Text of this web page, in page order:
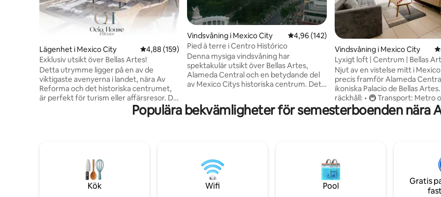
Lägenhet i Mexico City 4,88 av 5 i genomsnittligt betyg, 159 omdömen
4,88 (159)
Exklusiv utsikt över Bellas Artes!
Detta utrymme ligger på en av de
viktigaste avenyerna i landet, nära Av
Reforma och det historiska centrumet,
är perfekt för turism eller affärsresor. Du
kommer att bli fascinerad av dess
spektakulära panoramautsikt över det
fullt utrustat kök, arbetsområde,
höghastighets-wifi och varm inredning
för att få dig att känna dig som
hemma(Incheckning 16:00)
Vindsvåning i Mexico City 4,96 av 5 i genomsnittligt betyg, 142
4,96 (142)
Pied à terre i Centro Histórico
Denna mysiga vindsvåning har
spektakulär utsikt över Bellas Artes,
Alameda Central och en betydande del
av Mexico Citys historiska centrum. Det
hjärtat av staden till fots eftersom
massor av historiska landmärken,
att utforska resten av staden och dess
omgivning. Hög risk för buller på helger.
Vindsvåning i Mexico City
Lyxigt loft | Centrum | Bellas
Njut av en vistelse mitt i
precis framför Alameda
ikoniska Palacio de Bellas Artes. Allt inom
räckhåll: • 🚇 Transport: Metro
Metrobús bara några steg bort
de la Reforma och museer:
det gäller affärer, kultur eller
loft den perfekta
Populära bekvämligheter för semesterboenden nära
Kök Wifi Pool
Gratis